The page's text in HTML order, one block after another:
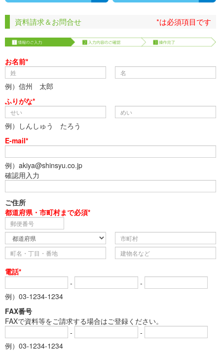
資料請求＆お問合せ *は必須項目です
お名前*
例）信州 太郎
ふりがな*
例）しんしゅう たろう
E-mail*
例）akiya@shinsyu.co.jp
確認用入力
ご住所
都道府県・市町村まで必須*
電話*
-
-
例）03-1234-1234
FAX番号
FAXで資料等をご請求する場合はご登録ください。
-
-
例）03-1234-1234